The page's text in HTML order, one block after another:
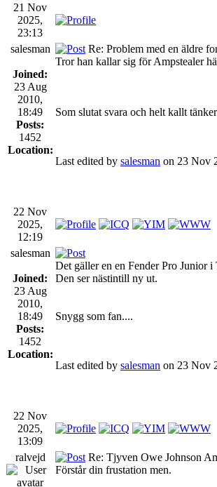
21 Nov
2025,
23:13
salesman
Joined:
23 Aug
2010,
18:49
Posts:
1452
Location:
Re: Problem med en äldre
Tror han kallar sig för Ampstealer
Som slutat svara och helt kallt
Last edited by salesman on 23 Nov
22 Nov
2025,
12:19
salesman
Joined:
23 Aug
2010,
18:49
Posts:
1452
Location:
Det gäller en en Fender Pro Junior i
Den ser nästintill ny ut.
Snygg som fan....
Last edited by salesman on 23 Nov
22 Nov
2025,
13:09
ralvejd
Re: Tjyven Owe Johnson
Förstår din frustation men.